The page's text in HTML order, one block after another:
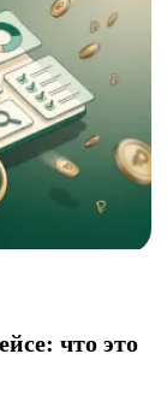
что это